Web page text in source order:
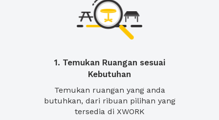
1. Temukan Ruangan sesuai
Kebutuhan
Temukan ruangan yang anda
butuhkan, dari ribuan pilihan yang
tersedia di XWORK